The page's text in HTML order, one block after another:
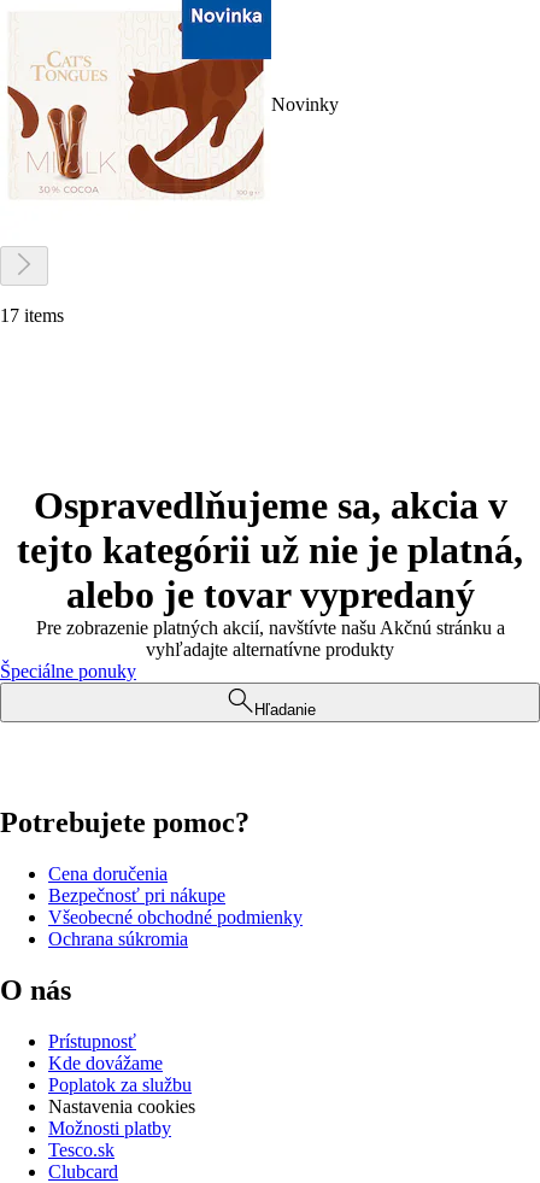
Novinky
17 items
Ospravedlňujeme sa, akcia v
tejto kategórii už nie je platná,
alebo je tovar vypredaný
Pre zobrazenie platných akcií, navštívte našu Akčnú stránku a
vyhľadajte alternatívne produkty
Špeciálne ponuky
Hľadanie
Potrebujete pomoc?
Cena doručenia
Bezpečnosť pri nákupe
Všeobecné obchodné podmienky
Ochrana súkromia
O nás
Prístupnosť
Kde dovážame
Poplatok za službu
Nastavenia cookies
Možnosti platby
Tesco.sk
Clubcard